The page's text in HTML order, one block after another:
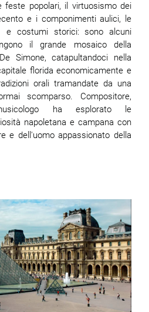
feste popolari, il virtuosismo dei
e i componimenti aulici, le
e costumi storici: sono alcuni
il grande mosaico della
Simone, catapultandoci nella
florida economicamente e
orali tramandate da una
scomparso. Compositore,
ha esplorato le
napoletana e campana con
e dell'uomo appassionato della